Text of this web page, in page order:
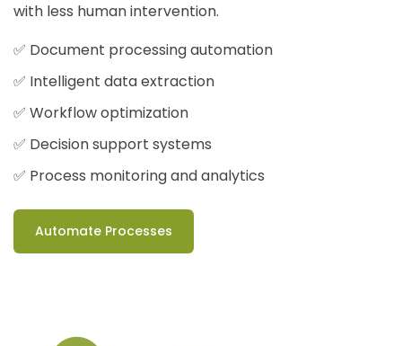
with less human intervention.
✅ Document processing automation
✅ Intelligent data extraction
✅ Workflow optimization
✅ Decision support systems
✅ Process monitoring and analytics
Automate Processes